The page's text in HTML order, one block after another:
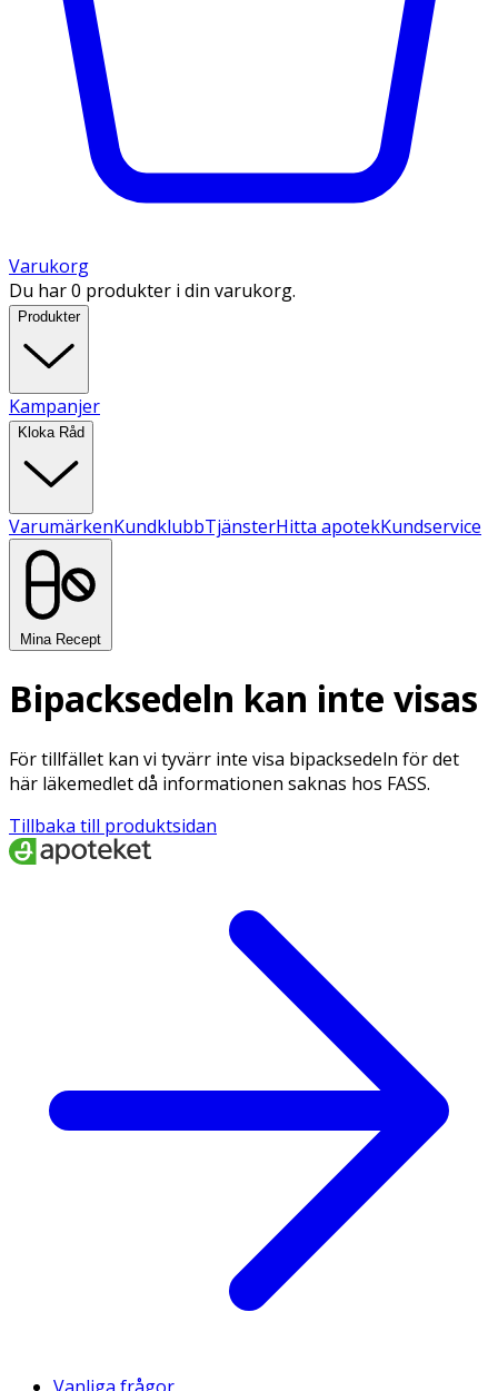
Varukorg
Du har 0 produkter i din varukorg.
Produkter
Kampanjer
Kloka Råd
VarumärkenKundklubbTjänsterHitta apotekKundservice
Mina Recept
Bipacksedeln kan inte visas
För tillfället kan vi tyvärr inte visa bipacksedeln för det
här läkemedlet då informationen saknas hos FASS.
Tillbaka till produktsidan